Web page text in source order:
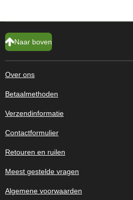
Naar boven
Over ons
Betaalmethoden
Verzendinformatie
Contactformulier
Retouren en ruilen
Meest gestelde vragen
Algemene voorwaarden